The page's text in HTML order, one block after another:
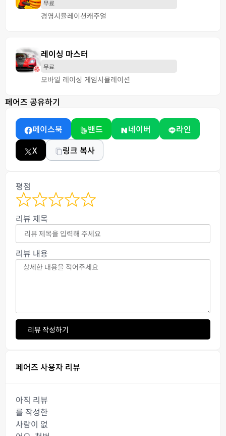
무료
경영시뮬레이션캐주얼
레이싱 마스터
무료
모바일 레이싱 게임시뮬레이션
페어즈 공유하기
페이스북 밴드 네이버
라인
X
링크 복사
평점
리뷰 제목
리뷰 내용
리뷰 작성하기
페어즈 사용자 리뷰
아직 리뷰
를 작성한
사람이 없